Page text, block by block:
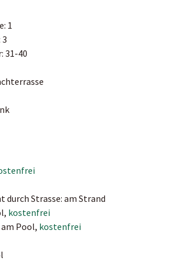
1
31-40
durch Strasse: am Strand
kostenfrei
Pool, kostenfrei